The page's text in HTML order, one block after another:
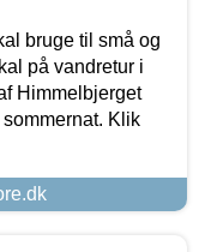
bruge til små og
på vandretur i
Himmelbjerget
Klik